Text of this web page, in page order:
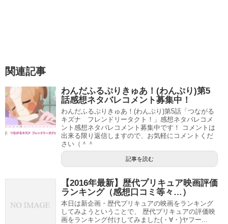
その時のひなたちゃん含め皆さんの表情が笑
今週は顔芸がすごかったですね（笑
４人目のプリキュアはあんさんや！#precure
pic.twitter.com/DNz1zW5Py5
— しのぶちゃん (@yowo_shinobu)August 1, 2020
関連記事
わんだふるぷりきゅあ！(わんぷり)第5
話感想ネタバレコメント募集中！
わんだふるぷりきゅあ！(わんぷり)第5話「つながる
キズナ フレンドリータクト！」感想ネタバレコメ
ント感想ネタバレコメント募集中です！ コメントは
出来る限り返信しますので、お気軽にコメントくだ
さい（＾＾
記事を読む
【2016年最新】歴代プリキュア映画評価
ランキング（感想口コミ等々…）
本日は新企画・歴代プリキュアの映画をランキング
してみようということで、 歴代プリキュアの評価映
画をランキング付けしてみました(・∀・)ヤフー...